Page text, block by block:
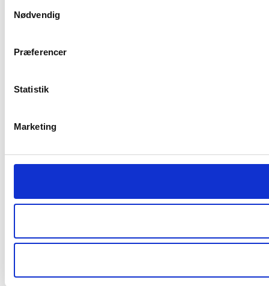
Nødvendig
Præferencer
Statistik
Marketing